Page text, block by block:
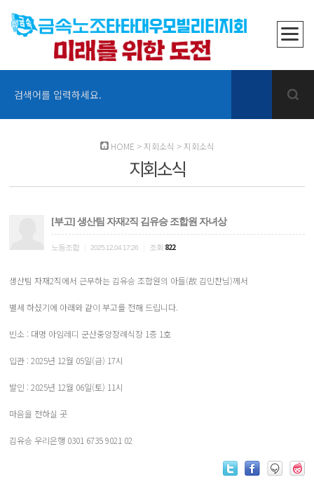
검색어를 입력하세요.
HOME >지회소식 >지회소식
지회소식
[부고] 생산팀 자재2직 김유승 조합원 자녀상
노동조합 2025.12.04 17:26 조회 822
생산팀 자재2직에서 근무하는 김유승 조합원의 아들(故 김민찬님)께서
별세 하셨기에 아래와 같이 부고를 전해 드립니다.
빈소 : 대명 아임레디 군산중앙장례식장 1층 1호
입관 : 2025년 12월 05일(금) 17시
발인 : 2025년 12월 06일(토) 11시
마음을 전하실 곳
김유승 우리은행 0301 6735 9021 02